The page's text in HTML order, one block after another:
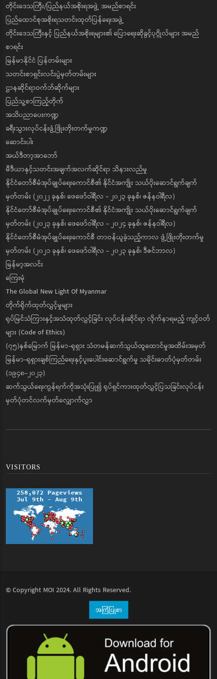
တိုင်းဒေသကြီး/ပြည်နယ်အစိုးရအဖွဲ့ အမည်စာရင်း
ပြည်ထောင်စုအစိုးရသတင်းထုတ်ပြန်ရေးအဖွဲ့
တိုင်းဒေသကြီးနှင့် ပြည်နယ်အစိုးရများ၏ ပြောရေးဆိုခွင့်ပုဂ္ဂိုလ်များ အမည်
စာရင်း
မြန်မာနိုင်ငံ ပြန်တမ်းများ
သတင်းစာရှင်းလင်းပွဲမှတ်တမ်းများ
ဌာနဆိုင်ရာဝက်ဘ်ဆိုက်များ
ပြည်သူ့စာကြည့်တိုက်
အသိပညာပေးကဏ္ဍ
ခရီးသွားလုပ်ငန်းဖွံ့ဖြိုးတိုးတက်မှုကဏ္ဍ
ဆောင်းပါး
အယ်ဒီတာ့အာဘော်
မီဒီယာနှင့်သတင်းအချက်အလက်ဆိုင်ရာ သိနားလည်မှု
နိုင်ငံတော်စီမံအုပ်ချုပ်ရေးကောင်စီ၏ နိုင်ငံအကျိုး သယ်ပိုးဆောင်ရွက်ချက်
မှတ်တမ်း (၂၀၂၂ ခုနှစ်၊ ဖေဖော်ဝါရီလ - ၂၀၂၃ ခုနှစ်၊ ဇန်နဝါရီလ)
နိုင်ငံတော်စီမံအုပ်ချုပ်ရေးကောင်စီ၏ နိုင်ငံအကျိုး သယ်ပိုးဆောင်ရွက်ချက်
မှတ်တမ်း (၂၀၂၃ ခုနှစ်၊ ဖေဖော်ဝါရီလ - ၂၀၂၄ ခုနှစ်၊ ဇန်နဝါရီလ)
နိုင်ငံတော်စီမံအုပ်ချုပ်ရေးကောင်စီ တာဝန်ယူခဲ့သည့်ကာလ ဖွံ့ဖြိုးတိုးတက်မှု
မှတ်တမ်း (၂၀၂၁ ခုနှစ်၊ ဖေဖော်ဝါရီလ - ၂၀၂၃ ခုနှစ်၊ ဒီဇင်ဘာလ)
မြန်မာ့အလင်း
ကြေးမုံ
The Global New Light Of Myanmar
တိုက်ရိုက်ထုတ်လွှင့်မှုများ
ရုပ်မြင်သံကြားနှင့်အသံထုတ်လွှင့်ခြင်း လုပ်ငန်းဆိုင်ရာ လိုက်နာရမည့် ကျင့်ဝတ်
များ (Code of Ethics)
(၇၅)နှစ်မြောက် မြန်မာ-ရုရှား သံတမန်ဆက်သွယ်ထူထောင်မှုအထိမ်းအမှတ်
မြန်မာ-ရုရှားချစ်ကြည်ရေးနှင့်ပူးပေါင်းဆောင်ရွက်မှု သမိုင်းဓာတ်ပုံမှတ်တမ်း
(၁၉၄၈-၂၀၂၃)
ဆက်သွယ်ရေးကွန်ရက်ကိုအသုံးပြု၍ ရုပ်ရှင်ကားထုတ်လွှင့်ပြသခြင်းလုပ်ငန်း
မှတ်ပုံတင်လက်မှတ်လျှောက်လွှာ
VISITORS
© Copyright MOI 2024. All Rights Reserved.
အကြံပြုစာ